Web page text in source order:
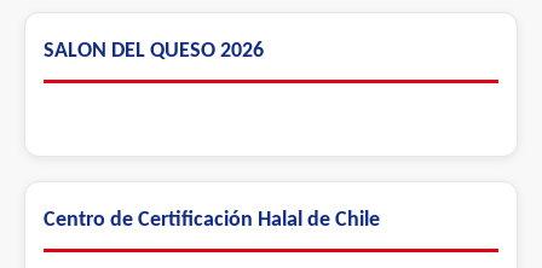
SALON DEL QUESO 2026
Centro de Certificación Halal de Chile